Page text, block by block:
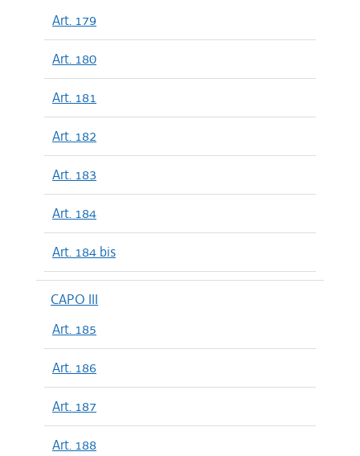
Art. 179
Art. 180
Art. 181
Art. 182
Art. 183
Art. 184
Art. 184 bis
CAPO III
Art. 185
Art. 186
Art. 187
Art. 188